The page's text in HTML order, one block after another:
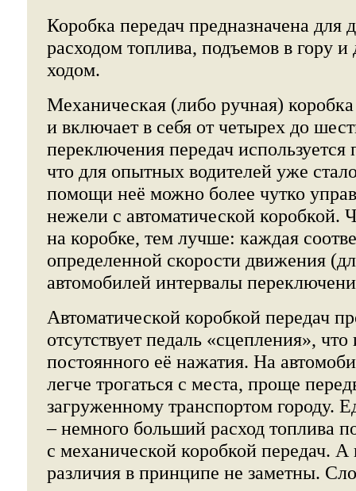
Коробка передач предназначена
расходом топлива, подъемов в гору
ходом.
Механическая (либо ручная)
и включает в себя от четырех до
переключения передач используется
что для опытных водителей уже
помощи неё можно более чутко
нежели с автоматической коробкой.
на коробке, тем лучше: каждая
определенной скорости движения
автомобилей интервалы
Автоматической коробкой передач
отсутствует педаль «сцепления», что
постоянного её нажатия. На
легче трогаться с места, проще
загруженному транспортом городу.
– немного больший расход топлива
с механической коробкой передач. А
различия в принципе не заметны.